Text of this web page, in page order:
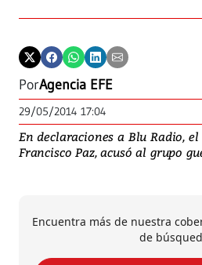
PorAgencia EFE
29/05/2014 17:04
En declaraciones a Blu Radio, el
Francisco Paz, acusó al grupo
Encuentra más de nuestra
de